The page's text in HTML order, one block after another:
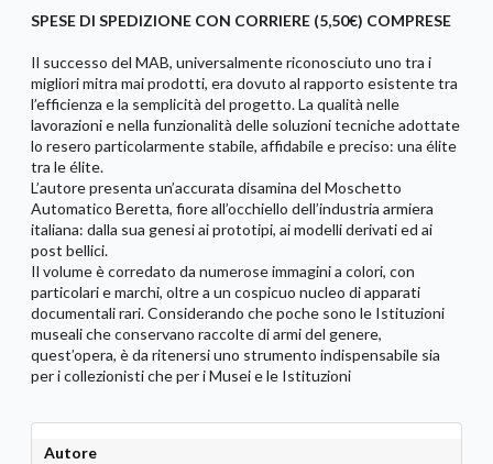
SPESE DI SPEDIZIONE CON CORRIERE (5,50€) COMPRESE
Il successo del MAB, universalmente riconosciuto uno tra i
migliori mitra mai prodotti, era dovuto al rapporto esistente tra
l’efficienza e la semplicità del progetto. La qualità nelle
lavorazioni e nella funzionalità delle soluzioni tecniche adottate
lo resero particolarmente stabile, affidabile e preciso: una élite
tra le élite.
L’autore presenta un’accurata disamina del Moschetto
Automatico Beretta, fiore all’occhiello dell’industria armiera
italiana: dalla sua genesi ai prototipi, ai modelli derivati ed ai
post bellici.
Il volume è corredato da numerose immagini a colori, con
particolari e marchi, oltre a un cospicuo nucleo di apparati
documentali rari. Considerando che poche sono le Istituzioni
museali che conservano raccolte di armi del genere,
quest’opera, è da ritenersi uno strumento indispensabile sia
per i collezionisti che per i Musei e le Istituzioni
Autore